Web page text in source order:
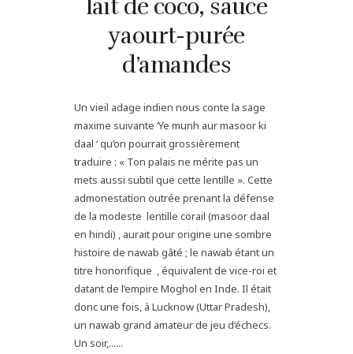
lait de coco, sauce
yaourt-purée
d’amandes
Un vieil adage indien nous conte la sage
maxime suivante ‘Ye munh aur masoor ki
daal ‘ qu’on pourrait grossièrement
traduire : « Ton palais ne mérite pas un
mets aussi subtil que cette lentille ». Cette
admonestation outrée prenant la défense
de la modeste lentille corail (masoor daal
en hindi) , aurait pour origine une sombre
histoire de nawab gâté ; le nawab étant un
titre honorifique , équivalent de vice-roi et
datant de l’empire Moghol en Inde. Il était
donc une fois, à Lucknow (Uttar Pradesh),
un nawab grand amateur de jeu d’échecs.
Un soir,......